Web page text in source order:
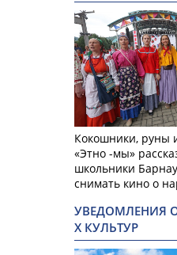
Кокошники, руны
«Этно -мы»
школьники
снимать кино о
УВЕДОМЛЕНИЯ
Х КУЛЬТУР